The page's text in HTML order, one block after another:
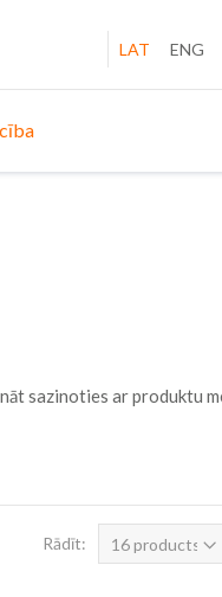
LAT ENG
sazinoties ar produktu
Rādīt: